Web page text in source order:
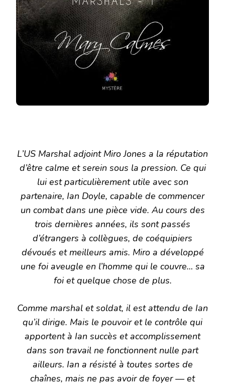
L’US Marshal adjoint Miro Jones a la réputation
d’être calme et serein sous la pression. Ce qui
lui est particulièrement utile avec son
partenaire, Ian Doyle, capable de commencer
un combat dans une pièce vide. Au cours des
trois dernières années, ils sont passés
d’étrangers à collègues, de coéquipiers
dévoués et meilleurs amis. Miro a développé
une foi aveugle en l’homme qui le couvre… sa
foi et quelque chose de plus.
Comme marshal et soldat, il est attendu de Ian
qu’il dirige. Mais le pouvoir et le contrôle qui
apportent à Ian succès et accomplissement
dans son travail ne fonctionnent nulle part
ailleurs. Ian a résisté à toutes sortes de
chaînes, mais ne pas avoir de foyer — et